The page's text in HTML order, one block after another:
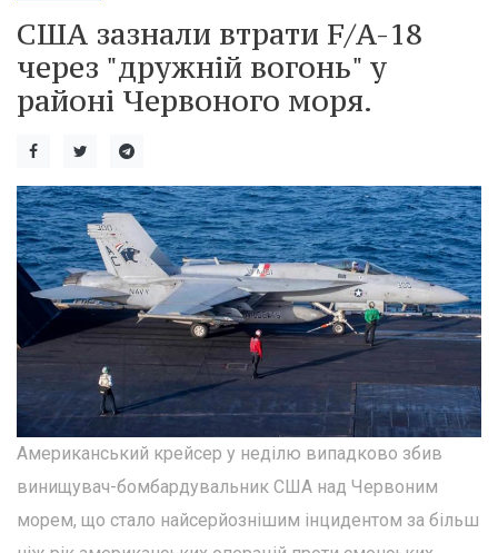
США зазнали втрати F/A-18
через "дружній вогонь" у
районі Червоного моря.
Американський крейсер у неділю випадково збив
винищувач-бомбардувальник США над Червоним
морем, що стало найсерйознішим інцидентом за більш